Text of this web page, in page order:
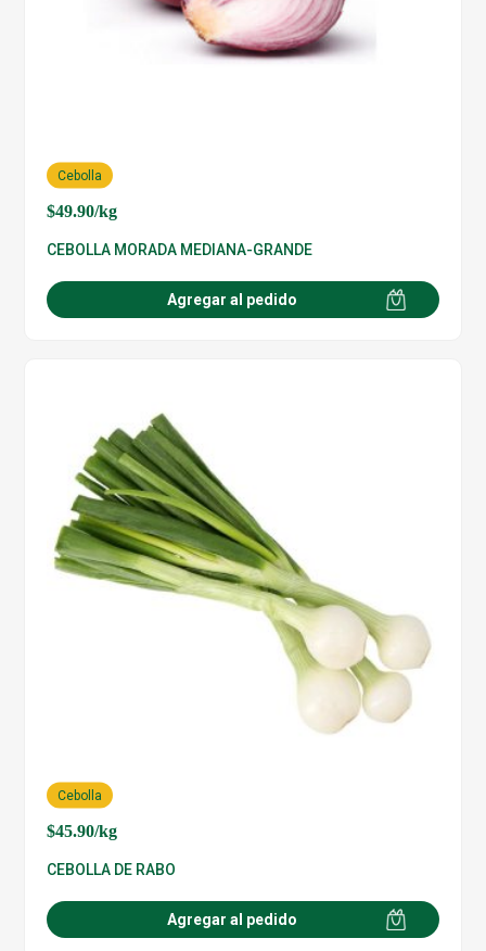
$49.90/kg
Cebolla
CEBOLLA MORADA MEDIANA-GRANDE
Agregar al pedido
$45.90/kg
Cebolla
CEBOLLA DE RABO
Agregar al pedido